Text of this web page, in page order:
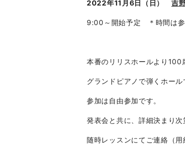
2022年11月6日（日） 吉
9:00～開始予定 ＊時間は参
本番のリリスホールより100
グランドピアノで弾くホー
参加は自由参加です。
発表会と共に、詳細決まり次
随時レッスンにてご連絡（用